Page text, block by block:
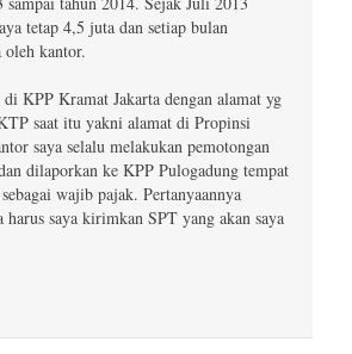
tetap 4,5 juta dan setiap bulan
kantor.
KPP Kramat Jakarta dengan alamat yg
saat itu yakni alamat di Propinsi
saya selalu melakukan pemotongan
dilaporkan ke KPP Pulogadung tempat
wajib pajak. Pertanyaannya
harus saya kirimkan SPT yang akan saya